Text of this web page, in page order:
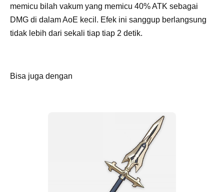
memicu bilah vakum yang memicu 40% ATK sebagai
DMG di dalam AoE kecil. Efek ini sanggup berlangsung
tidak lebih dari sekali tiap tiap 2 detik.
Bisa juga dengan